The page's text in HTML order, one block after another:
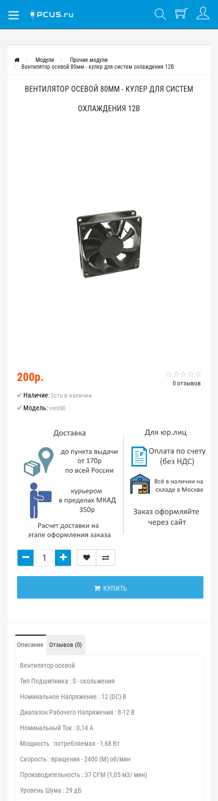
Модули
Прочие модули
Вентилятор осевой 80мм - кулер для систем охлаждения 12В
ВЕНТИЛЯТОР ОСЕВОЙ 80ММ - КУЛЕР ДЛЯ СИСТЕМ
ОХЛАЖДЕНИЯ 12В
0 отзывов
200р.
Наличие: Есть в наличии
Модель: vent80
КУПИТЬ
Описание Отзывов (0)
Вентилятор осевой
Тип Подшипника : S - скольжения
Номинальное Напряжение : 12 (DC) В
Диапазон Рабочего Напряжения : 8-12 В
Номинальный Ток : 0,14 А
Мощность : потребляемая - 1,68 Вт
Скорость : вращения - 2400 (M) об/мин
Производительность : 37 CFM (1,05 м3/ мин)
Уровень Шума : 29 дБ